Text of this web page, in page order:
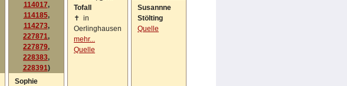
114017,
114185,
114273,
227871,
227879,
228383,
228391)
Sophie
Tofall
✝ in
Oerlinghausen
mehr...
Quelle
Susannne
Stölting
Quelle